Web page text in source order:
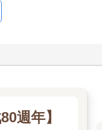
從北韓偏鄉一位農夫
她。
邊界到南韓，看起來
癡人說夢，南北韓
一名來自聯合國的代
週年】